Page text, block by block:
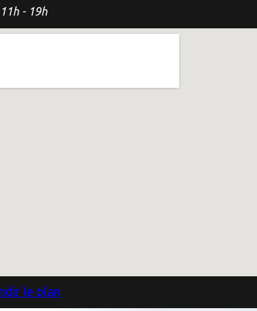
- 19h
le plan